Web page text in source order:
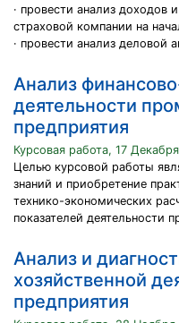
· провести анализ доходов
страховой компании на
· провести анализ деловой
Анализ
деятельности
предприятия
Курсовая работа, 17
Целью курсовой работы
знаний и приобретение
технико-экономических
показателей деятельности
Анализ и
хозяйственной
предприятия